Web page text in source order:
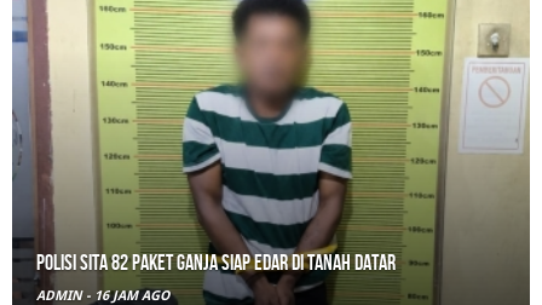
RPL Prodi HTN UIN Mahmud Yunus Batusangkar Diminati Polri, TNI,
hingga Wali Nagari
ADMIN - 1 HARI AGO